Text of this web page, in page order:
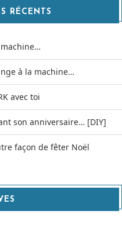
RÉCENTS
à la machine…
avec toi
son anniversaire… [DIY]
façon de fêter Noël